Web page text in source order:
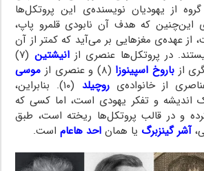
از یهودیان نویسنده‌ی این پروتکل‌ها
این‌چنین که هدف آن نابودی قلمرو پاپ،
عهده‌ی مغزهایی بر می‌آید که کمتر از آن
در پروتکل‌ها عنصری ازانیشتین
(۷)
از باروخ اسپینوزا (۸) و عنصری از
موسی
روچیلد
(۱۰). بنابراین،
اندیشه و تفکر یهودی است، اما کسی که
و در قالب پروتکل‌ها ریخته است، طبق
آشر گینزبرگ یا هماناحد هاعام است.